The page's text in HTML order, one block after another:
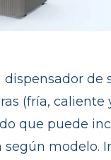
de
(fría,
que puede
modelo.